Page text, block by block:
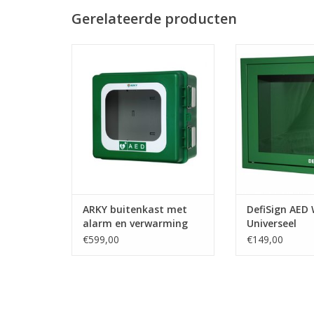
Gerelateerde producten
TOEVOEGEN AAN WINKELWAGEN
ARKY buitenkast met
alarm en verwarming
€599,00
Universeel is een
robuuste AED-
TOEVOEGEN AAN
DefiSign
Universeel
€149,00